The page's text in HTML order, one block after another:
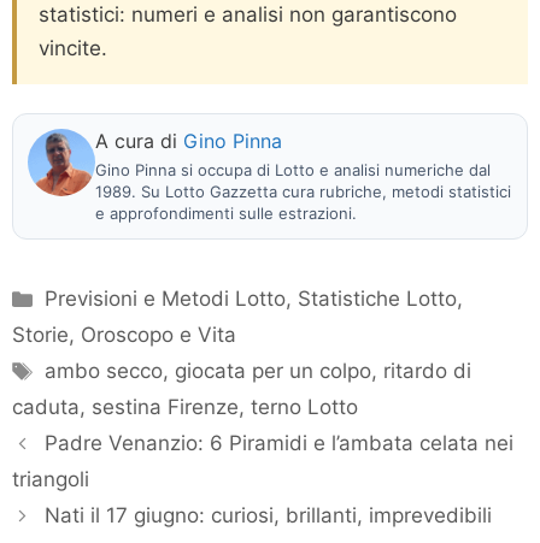
statistici: numeri e analisi non garantiscono
vincite.
A cura di Gino Pinna
Gino Pinna si occupa di Lotto e analisi numeriche dal
1989. Su Lotto Gazzetta cura rubriche, metodi statistici
e approfondimenti sulle estrazioni.
Categorie
Previsioni e Metodi Lotto, Statistiche Lotto,
Storie, Oroscopo e Vita
Tag
ambo secco, giocata per un colpo, ritardo di
caduta, sestina Firenze, terno Lotto
Padre Venanzio: 6 Piramidi e l’ambata celata nei
triangoli
Nati il 17 giugno: curiosi, brillanti, imprevedibili